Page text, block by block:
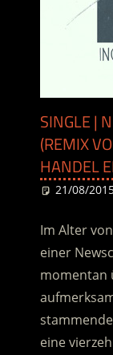
SINGLE |
(REMIX
HANDEL
21/08/
Im Alter
einer
momentan
eine